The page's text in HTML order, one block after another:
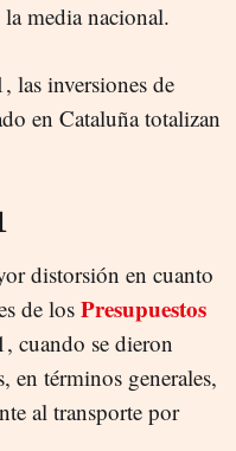
media nacional.
las inversiones de
en Cataluña totalizan
distorsión en cuanto
de los Presupuestos
cuando se dieron
en términos generales,
al transporte por